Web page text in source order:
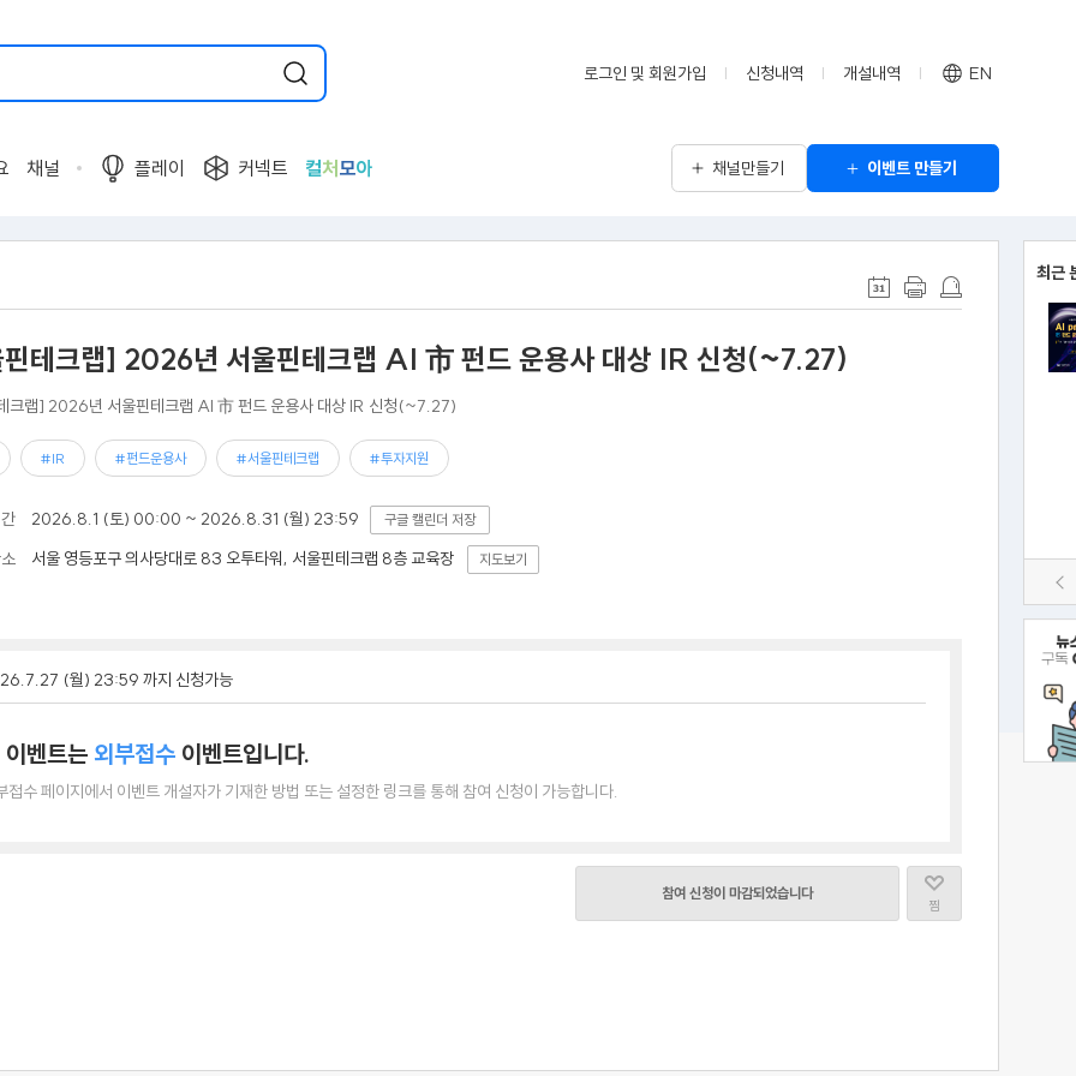
로그인 및 회원가입 신청내역 개설내역 EN
채널 플레이 커넥트 컬처 모아 채널만들기 이벤트 만들기
최근
테크랩] 2026년 서울핀테크랩 AI 市 펀드 운용사 대상 IR 신청(~7.27)
크랩] 2026년 서울핀테크랩 AI 市 펀드 운용사 대상 IR 신청(~7.27)
#IR #펀드운용사 #서울핀테크랩 #투자지원
2026.8.1 (토) 00:00 ~ 2026.8.31 (월) 23:59 구글 캘린더 저장
서울 영등포구 의사당대로 83 오투타워, 서울핀테크랩 8층 교육장 지도보기
(월) 23:59 까지 신청가능
이벤트는 외부접수 이벤트입니다.
접수 페이지에서 이벤트 개설자가 기재한 방법 또는 설정한 링크를 통해 참여 신청이 가능합니다.
찜
참여 신청이 마감되었습니다